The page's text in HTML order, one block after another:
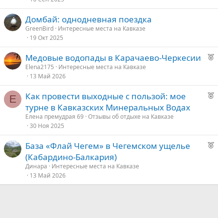
у
й
Домбай: однодневная поездка
GreenBird Интересные места на Кавказе
19 Окт 2025
Р
о
у
Медовые водопады в Карачаево-Черкесии
Elena2175
Интересные места на Кавказе
13 Май 2026
Е
Р
е
е
Как провести выходные с пользой: мое
турне в Кавказских Минеральных Водах
Елена премудрая 69 Отзывы об отдыхе на Кавказе
30 Ноя 2025
Р
База «Флай Чегем» в Чегемском ущелье
(Кабардино-Балкария)
Динара
Интересные места на Кавказе
13 Май 2026